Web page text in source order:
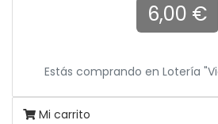
6,00 €
Estás comprando en Lotería
Mi carrito